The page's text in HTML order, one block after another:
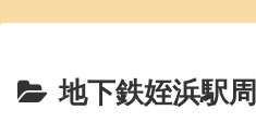
地下鉄姪浜駅